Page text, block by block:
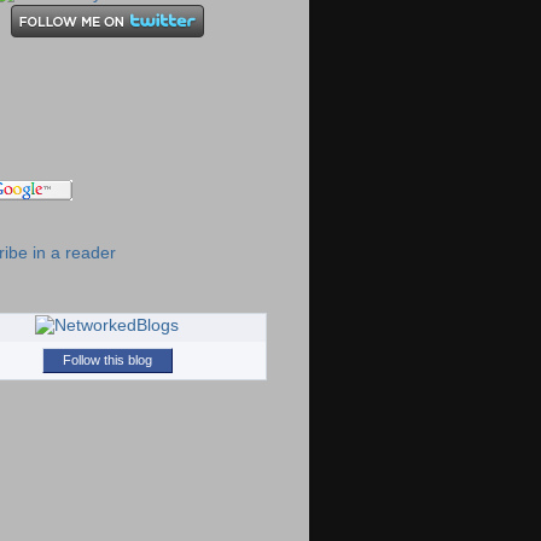
in a reader
Follow this blog